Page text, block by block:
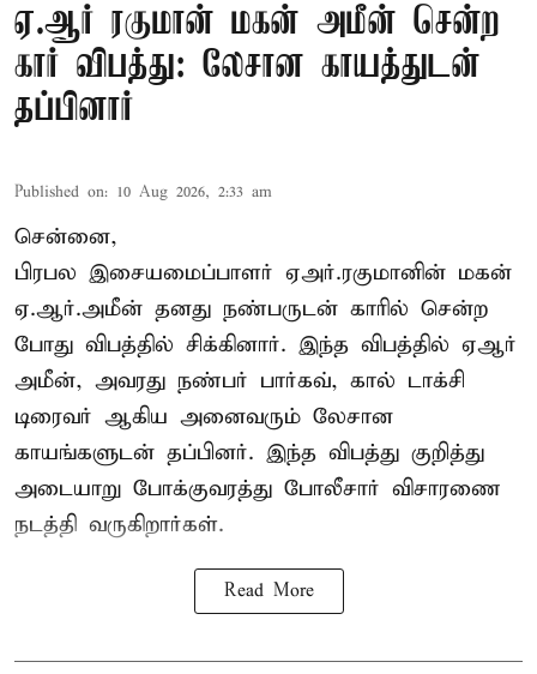
ஏ.ஆர் ரகுமான் மகன் அமீன் சென்ற
கார் விபத்து: லேசான காயத்துடன்
தப்பினார்
Published on: 10 Aug 2026, 2:33 am
சென்னை,
பிரபல இசையமைப்பாளர் ஏஅர்.ரகுமானின் மகன்
ஏ.ஆர்.அமீன் தனது நண்பருடன் காரில் சென்ற
போது விபத்தில் சிக்கினார். இந்த விபத்தில் ஏஆர்
அமீன், அவரது நண்பர் பார்கவ், கால் டாக்சி
டிரைவர் ஆகிய அனைவரும் லேசான
காயங்களுடன் தப்பினர். இந்த விபத்து குறித்து
அடையாறு போக்குவரத்து போலீசார் விசாரணை
நடத்தி வருகிறார்கள்.
Read More